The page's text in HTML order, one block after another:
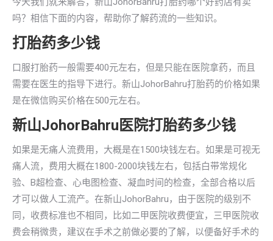
吗？相信下面的内容，帮助你了解药流的一些知识。
打胎药多少钱
口服打胎药一般需要400元左右，但是只能在医院拿药，而且
需要在医生的指导下进行。新山JohorBahru打胎药的价格如果
是在微信购买价格在500元左右。
新山JohorBahru医院打胎药多少钱
如果是无痛人流费用，大概是在1500块钱左右。如果是可视无
痛人流，费用大概在1800-2000块钱左右，包括白带常规化
验、B超检查、心电图检查、凝血时间的检查，全部合格以后
才可以做人工流产。在新山JohorBahru，由于医院的级别不
同，收费标准也不相同，比如二甲医院收费便宜，三甲医院收
费会稍微贵，建议在手术之前做必要的了解，以便备好手术的